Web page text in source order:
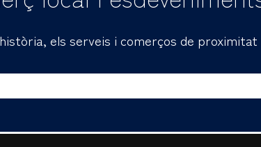
els serveis i comerços de